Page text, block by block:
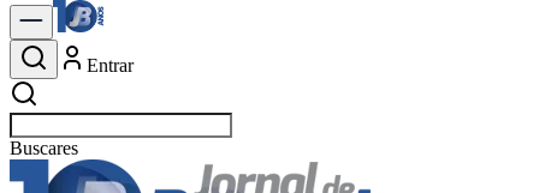
Entrar
Buscarpolí